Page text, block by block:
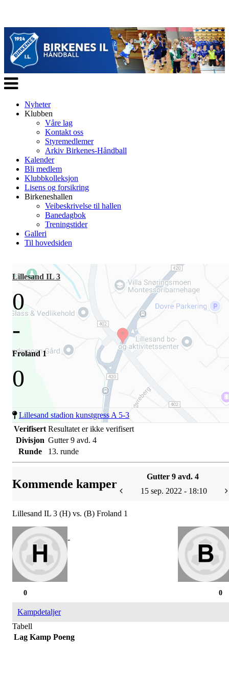
Veksle
navigasjon
Nyheter
Klubben
Våre lag
Kontakt oss
Styremedlemer
Arkiv Birkenes-Håndball
Kalender
Bli medlem
Klubbkolleksjon
Lisens og forsikring
Birkeneshallen
Veibeskrivelse til hallen
Banedagbok
Treningstider
Galleri
Til hovedsiden
Lillesand IL 3
0
-
Froland 1
0
Lillesand stadion kunstgress A 5-3
Verifisert Resultatet er ikke verifisert
Divisjon Gutter 9 avd. 4
Runde
13. runde
Kommende kamper
Gutter 9 avd. 4
15 sep. 2022 - 18:10
Lillesand IL 3 (H) vs. (B) Froland 1
-
0
0
Kampdetaljer
Tabell
Lag Kamp Poeng